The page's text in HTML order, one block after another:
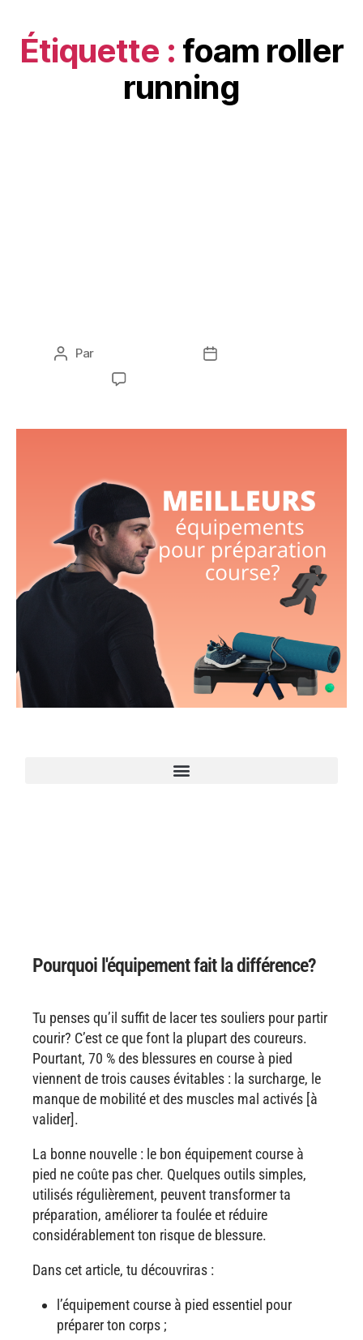
Étiquette : foam roller
running
Par
Pourquoi l'équipement fait la différence?
Tu penses qu’il suffit de lacer tes souliers pour partir
courir? C’est ce que font la plupart des coureurs.
Pourtant, 70 % des blessures en course à pied
viennent de trois causes évitables : la surcharge, le
manque de mobilité et des muscles mal activés [à
valider].
La bonne nouvelle : le bon équipement course à
pied ne coûte pas cher. Quelques outils simples,
utilisés régulièrement, peuvent transformer ta
préparation, améliorer ta foulée et réduire
considérablement ton risque de blessure.
Dans cet article, tu découvriras :
l’équipement course à pied essentiel pour
préparer ton corps ;